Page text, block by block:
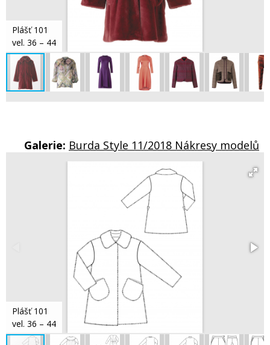
Plášť 101
vel. 36 – 44
Galerie: Burda Style 11/2018 Nákresy modelů
Plášť 101
vel. 36 – 44